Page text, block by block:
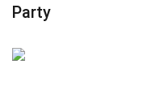
Party